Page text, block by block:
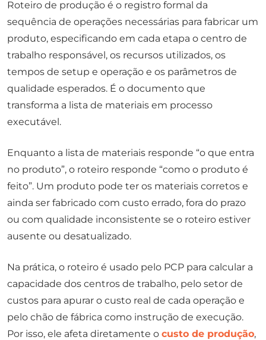
Roteiro de produção é o registro formal da
sequência de operações necessárias para fabricar um
produto, especificando em cada etapa o centro de
trabalho responsável, os recursos utilizados, os
tempos de setup e operação e os parâmetros de
qualidade esperados. É o documento que
transforma a lista de materiais em processo
executável.
Enquanto a lista de materiais responde “o que entra
no produto”, o roteiro responde “como o produto é
feito”. Um produto pode ter os materiais corretos e
ainda ser fabricado com custo errado, fora do prazo
ou com qualidade inconsistente se o roteiro estiver
ausente ou desatualizado.
Na prática, o roteiro é usado pelo PCP para calcular a
capacidade dos centros de trabalho, pelo setor de
custos para apurar o custo real de cada operação e
pelo chão de fábrica como instrução de execução.
Por isso, ele afeta diretamente o custo de produção,